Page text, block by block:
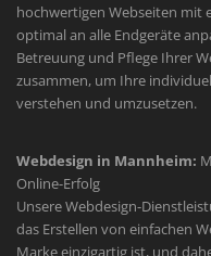
hochwertigen Webseiten mit
optimal an alle Endgeräte
Betreuung und Pflege Ihrer
zusammen, um Ihre
verstehen und umzusetzen.
Webdesign in Mannheim:
Online-Erfolg
Unsere Webdesign-
das Erstellen von einfachen
Marke einzigartig ist, und